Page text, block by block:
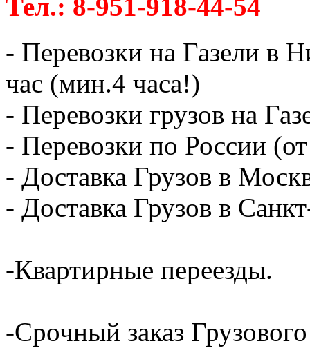
Тел.: 8-951-918-44-54
- Перевозки на Газели в
час (мин.4 часа!)
- Перевозки грузов на
- Перевозки по России
- Доставка Грузов в
- Доставка Грузов в
-Квартирные переезды.
-Срочный заказ